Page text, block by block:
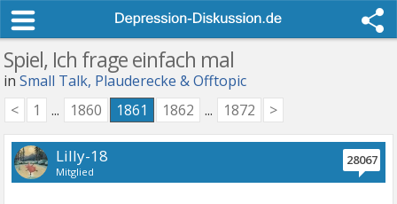
Spiel, Ich frage einfach mal
inSmall Talk, Plauderecke & Offtopic
<
1 ... 1860 1861 1862 ... 1872 >
Lilly-18
Mitglied
28067